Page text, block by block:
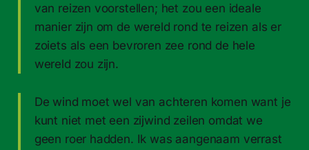
van reizen voorstellen; het zou een ideale
manier zijn om de wereld rond te reizen als er
zoiets als een bevroren zee rond de hele
wereld zou zijn.
De wind moet wel van achteren komen want je
kunt niet met een zijwind zeilen omdat we
geen roer hadden. Ik was aangenaam verrast